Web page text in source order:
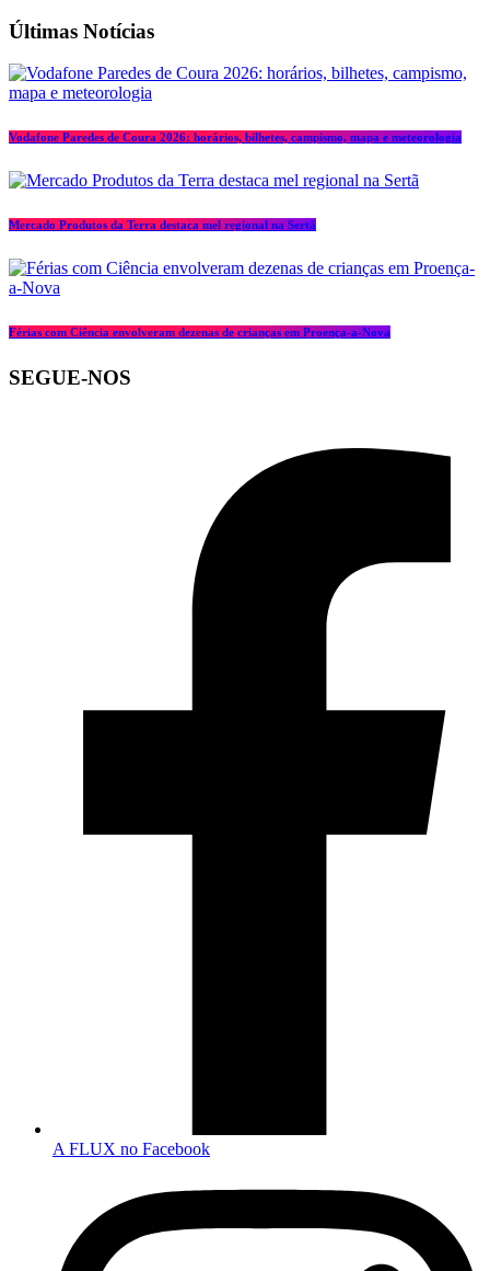
Últimas Notícias
Vodafone Paredes de Coura 2026: horários, bilhetes, campismo, mapa e meteorologia
Mercado Produtos da Terra destaca mel regional na Sertã
Férias com Ciência envolveram dezenas de crianças em Proença-a-Nova
SEGUE-NOS
A FLUX no Facebook